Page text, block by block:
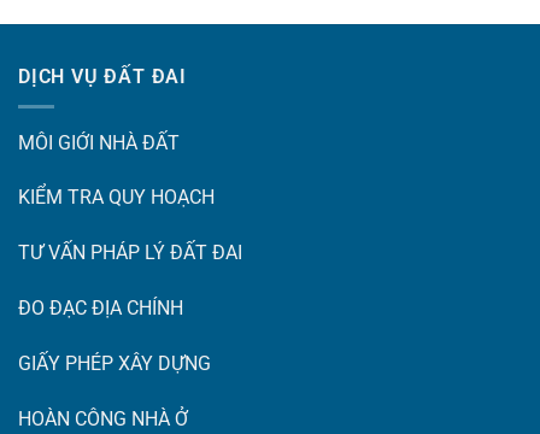
DỊCH VỤ ĐẤT ĐAI
MÔI GIỚI NHÀ ĐẤT
KIỂM TRA QUY HOẠCH
TƯ VẤN PHÁP LÝ ĐẤT ĐAI
ĐO ĐẠC ĐỊA CHÍNH
GIẤY PHÉP XÂY DỰNG
HOÀN CÔNG NHÀ Ở